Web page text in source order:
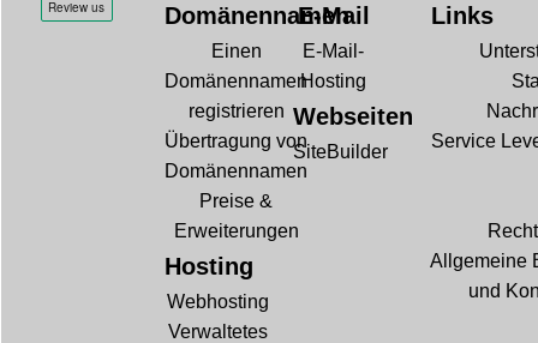
Domänennamen
Einen
Domänennamen
registrieren
Übertragung von
Domänennamen
Preise &
Erweiterungen
Hosting
Webhosting
Verwaltetes
E-Mail
E-Mail-
Hosting
Webseiten
SiteBuilder
Links
Service
Allgemeine
und